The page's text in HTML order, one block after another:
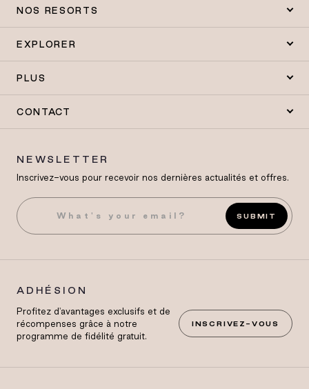
NOS RESORTS
EXPLORER
PLUS
CONTACT
NEWSLETTER
Inscrivez-vous pour recevoir nos dernières actualités et offres.
SUBMIT
ADHÉSION
Profitez d'avantages exclusifs et de
récompenses grâce à notre
programme de fidélité gratuit.
INSCRIVEZ-VOUS